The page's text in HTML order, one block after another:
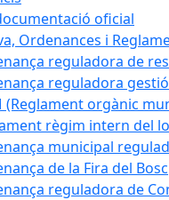
oficial
Ordenances i
reguladora de
reguladora
(Reglament orgànic
règim intern del
municipal
de la Fira del Bosc
reguladora de